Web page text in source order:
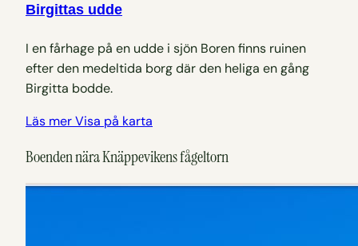
Birgittas udde
I en fårhage på en udde i sjön Boren finns ruinen
efter den medeltida borg där den heliga en gång
Birgitta bodde.
Läs merVisa på karta
Boenden nära Knäppevikens fågeltorn